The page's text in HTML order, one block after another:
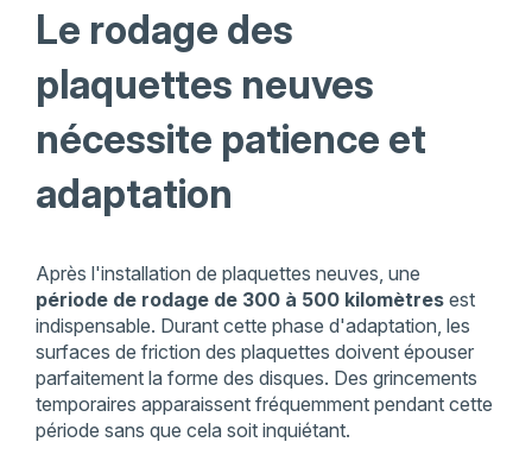
Le rodage des
plaquettes neuves
nécessite patience et
adaptation
Après l'installation de plaquettes neuves, une
période de rodage de 300 à 500 kilomètresest
indispensable. Durant cette phase d'adaptation, les
surfaces de friction des plaquettes doivent épouser
parfaitement la forme des disques. Des grincements
temporaires apparaissent fréquemment pendant cette
période sans que cela soit inquiétant.